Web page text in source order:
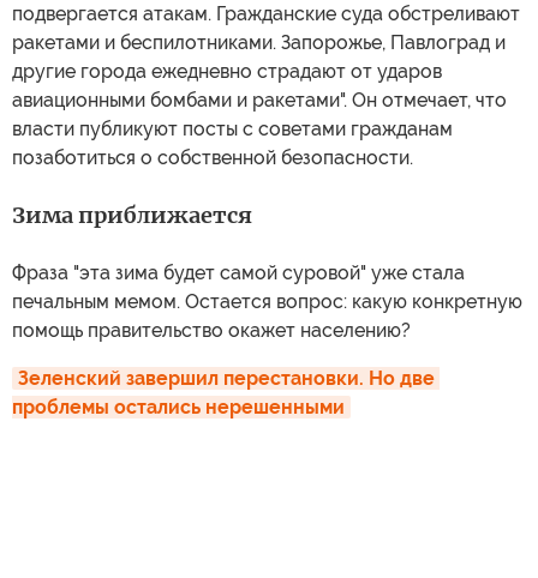
подвергается атакам. Гражданские суда обстреливают
ракетами и беспилотниками. Запорожье, Павлоград и
другие города ежедневно страдают от ударов
авиационными бомбами и ракетами". Он отмечает, что
власти публикуют посты с советами гражданам
позаботиться о собственной безопасности.
Зима приближается
Фраза "эта зима будет самой суровой" уже стала
печальным мемом. Остается вопрос: какую конкретную
помощь правительство окажет населению?
Зеленский завершил перестановки. Но две
проблемы остались нерешенными